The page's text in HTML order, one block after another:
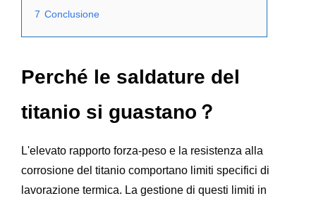
7 Conclusione
Perché le saldature del
titanio si guastano？
L'elevato rapporto forza-peso e la resistenza alla
corrosione del titanio comportano limiti specifici di
lavorazione termica. La gestione di questi limiti in